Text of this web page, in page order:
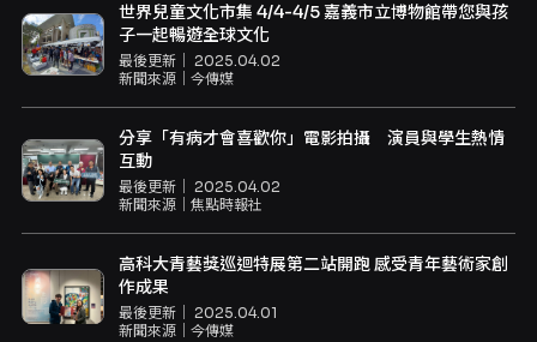
世界兒童文化市集 4/4-4/5 嘉義市立博物館帶您與孩
子一起暢遊全球文化
最後更新｜ 2025.04.02
新聞來源｜ 今傳媒
分享「有病才會喜歡你」電影拍攝 演員與學生熱情
互動
最後更新｜ 2025.04.02
新聞來源｜ 焦點時報社
高科大青藝獎巡迴特展第二站開跑 感受青年藝術家創
作成果
最後更新｜ 2025.04.01
新聞來源｜ 今傳媒